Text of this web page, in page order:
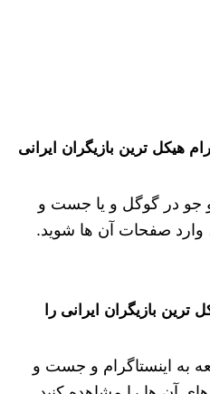
هیکل ترین بازیگران ایرانی
جو در گوگل و یا جست و
وارد صفحات آن ها شوید.
بازیگران ایرانی را
به اینستاگرام و جست و